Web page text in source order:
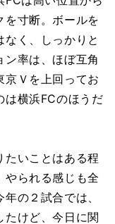
を寸断。ボールを
く、しっかりと
率は、ほぼ互角
京Ｖを上回ってお
は横浜FCのほうだ
たいことはある程
やられる感じも全
の２試合では、
たけど、今日に関